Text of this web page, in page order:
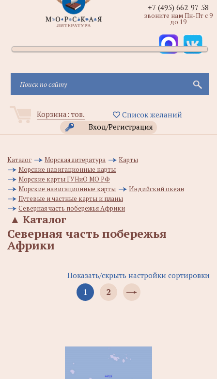
Корзина: тов.
Список желаний
Вход/Регистрация
+7 (495) 662-97-58
звоните нам Пн-Пт с 9
до 19
Каталог Морская литература
Карты
Морские навигационные карты
Морские карты ГУНиО МО РФ
Морские навигационные карты
Индийский океан
Путевые и частные карты и планы
Северная часть побережья Африки
Каталог
▲
Северная часть побережья
Африки
Показать/скрыть настройки сортировки
1 2